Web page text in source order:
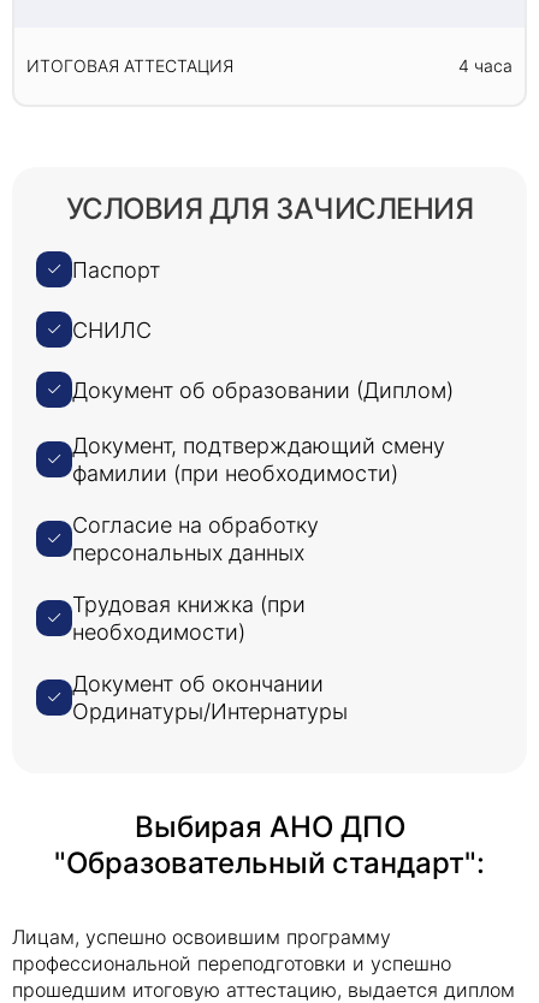
ИТОГОВАЯ АТТЕСТАЦИЯ 4 часа
УСЛОВИЯ ДЛЯ ЗАЧИСЛЕНИЯ
Паспорт
СНИЛС
Документ об образовании (Диплом)
Документ, подтверждающий смену
фамилии (при необходимости)
Согласие на обработку
персональных данных
Трудовая книжка (при
необходимости)
Документ об окончании
Ординатуры/Интернатуры
Выбирая АНО ДПО
"Образовательный стандарт":
Лицам, успешно освоившим программу
профессиональной переподготовки и успешно
прошедшим итоговую аттестацию, выдается диплом